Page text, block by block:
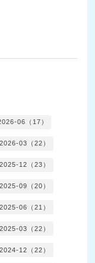
06（17）
2026-03（22）
2025-12（23）
2025-09（20）
2025-06（21）
2025-03（22）
2024-12（22）